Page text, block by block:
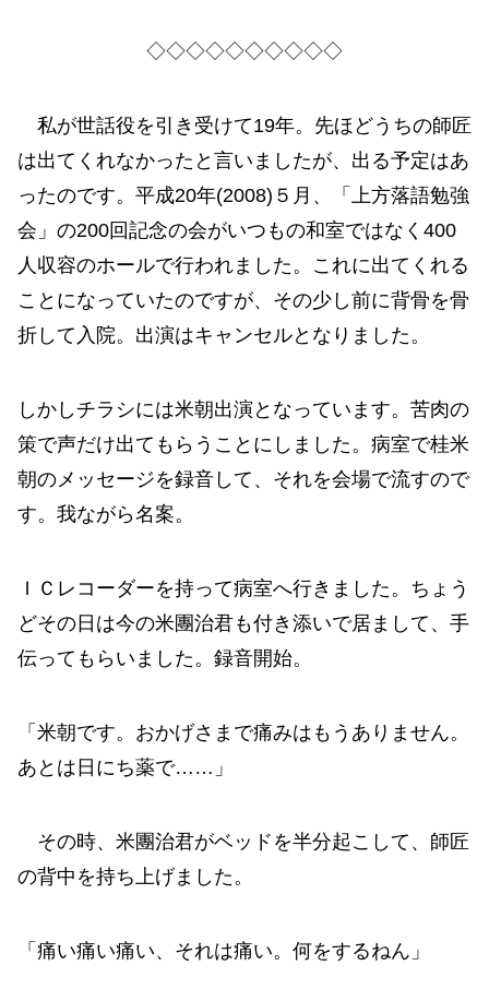
◇◇◇◇◇◇◇◇◇◇
私が世話役を引き受けて19年。先ほどうちの師匠
は出てくれなかったと言いましたが、出る予定はあ
ったのです。平成20年(2008)５月、「上方落語勉強
会」の200回記念の会がいつもの和室ではなく400
人収容のホールで行われました。これに出てくれる
ことになっていたのですが、その少し前に背骨を骨
折して入院。出演はキャンセルとなりました。
しかしチラシには米朝出演となっています。苦肉の
策で声だけ出てもらうことにしました。病室で桂米
朝のメッセージを録音して、それを会場で流すので
す。我ながら名案。
ＩＣレコーダーを持って病室へ行きました。ちょう
どその日は今の米團治君も付き添いで居まして、手
伝ってもらいました。録音開始。
「米朝です。おかげさまで痛みはもうありません。
あとは日にち薬で……」
その時、米團治君がベッドを半分起こして、師匠
の背中を持ち上げました。
「痛い痛い痛い、それは痛い。何をするねん」